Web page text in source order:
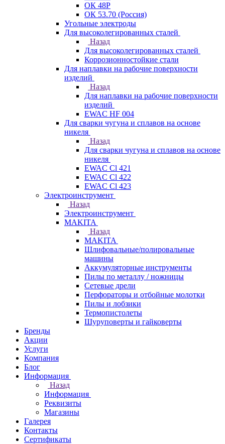
ОК 48Р
ОК 53.70 (Россия)
Угольные электроды
Для высоколегированных сталей
Назад
Для высоколегированных сталей
Коррозионностойкие стали
Для наплавки на рабочие поверхности
изделий
Назад
Для наплавки на рабочие поверхности
изделий
EWAC HF 004
Для сварки чугуна и сплавов на основе
никеля
Назад
Для сварки чугуна и сплавов на основе
никеля
EWAC Cl 421
EWAC Cl 422
EWAC Cl 423
Электроинструмент
Назад
Электроинструмент
МAKITA
Назад
МAKITA
Шлифовальные/полировальные
машины
Аккумуляторные инструменты
Пилы по металлу / ножницы
Сетевые дрели
Перфораторы и отбойные молотки
Пилы и лобзики
Термопистолеты
Шуруповерты и гайковерты
Бренды
Акции
Услуги
Компания
Блог
Информация
Назад
Информация
Реквизиты
Магазины
Галерея
Контакты
Сертификаты